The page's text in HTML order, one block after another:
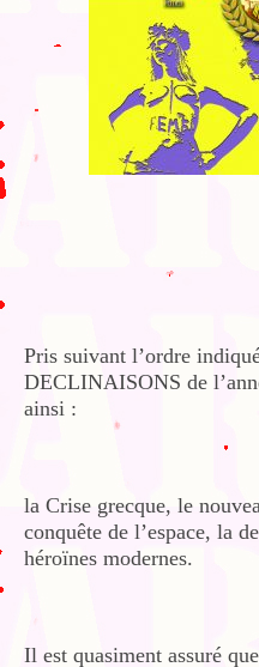
Pris suivant l’ordre
DECLINAISONS de
ainsi :
la Crise grecque, le
conquête de l’espace, la
héroïnes modernes.
Il est quasiment assuré